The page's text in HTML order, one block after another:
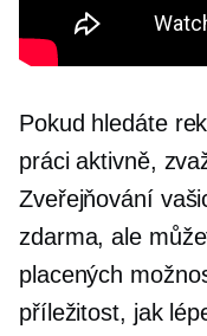
Pokud hledáte
práci aktivně,
Zveřejňování
zdarma, ale
placených
příležitost, jak